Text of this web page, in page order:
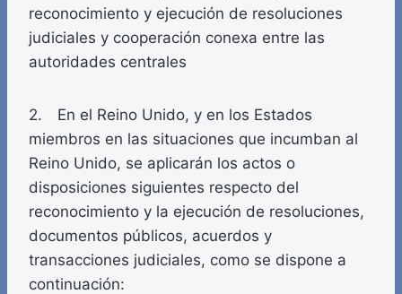
reconocimiento y ejecución de resoluciones
judiciales y cooperación conexa entre las
autoridades centrales
2. En el Reino Unido, y en los Estados
miembros en las situaciones que incumban al
Reino Unido, se aplicarán los actos o
disposiciones siguientes respecto del
reconocimiento y la ejecución de resoluciones,
documentos públicos, acuerdos y
transacciones judiciales, como se dispone a
continuación: